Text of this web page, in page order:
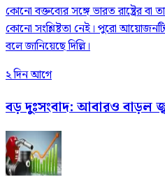
কোনো বক্তব্যের সঙ্গে ভারত রাষ্ট্রের বা
কোনো সংশ্লিষ্টতা নেই। পুরো
বলে জানিয়েছে দিল্লি।
২ দিন আগে
বড় দুঃসংবাদ: আবারও বাড়ল